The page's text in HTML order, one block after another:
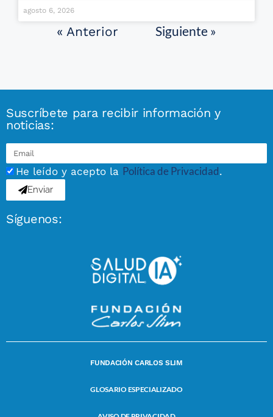
agosto 6, 2026
« Anterior Siguiente »
Suscríbete para recibir información y
noticias:
He leído y acepto la Política de Privacidad.
Enviar
Síguenos:
FUNDACIÓN CARLOS SLIM
GLOSARIO ESPECIALIZADO